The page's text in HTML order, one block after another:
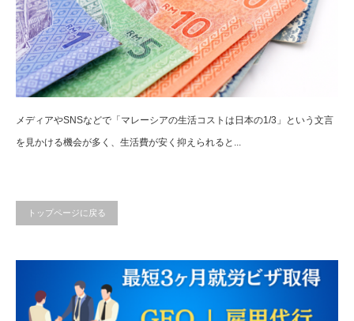
メディアやSNSなどで「マレーシアの生活コストは日本の1/3」という文言
を見かける機会が多く、生活費が安く抑えられると...
トップページに戻る